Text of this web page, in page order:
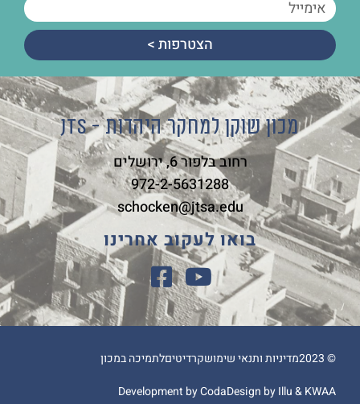
הצטרפות >
מכון שוקן למחקר היהדות - JTS
רחוב בלפור 6, ירושלים
972-2-5631288
schocken@jtsa.edu
בואו לעקוב אחרינו
© 2023 מדיניות ותנאי שימושקרדיטיםלתמיכה במכון
Design by Illu & KWAA
Development by Coda